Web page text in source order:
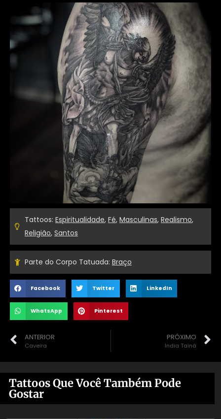
Tattoos: Espiritualidade, Fé, Masculinas, Realismo,
Religião, Santos
Parte do Corpo Tatuada: Braço
Facebook Twitter LinkedIn
WhatsApp Pinterest
ANTERIOR
Caveira
PRÓXIMO
India Tainá
Tattoos Que Você Também Pode
Gostar